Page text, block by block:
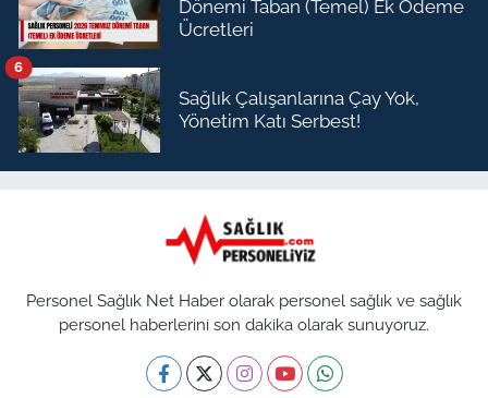
Dönemi Taban (Temel) Ek Ödeme
Ücretleri
Sağlık Çalışanlarına Çay Yok,
Yönetim Katı Serbest!
6
Personel Sağlık Net Haber olarak personel sağlık ve sağlık
personel haberlerini son dakika olarak sunuyoruz.